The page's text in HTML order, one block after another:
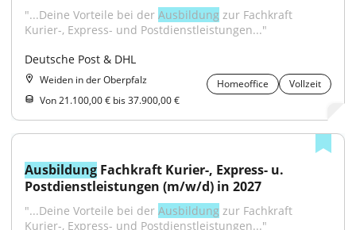
"...Deine Vorteile bei der Ausbildung zur Fachkraft
Kurier-, Express- und Postdienstleistungen..."
Deutsche Post & DHL
Weiden in der Oberpfalz Homeoffice
Vollzeit
Von 21.100,00 € bis 37.900,00 €
Ausbildung Fachkraft Kurier-, Express- u.
Postdienstleistungen (m/w/d) in 2027
"...Deine Vorteile bei der Ausbildung zur Fachkraft
Kurier-, Express- und Postdienstleistungen..."